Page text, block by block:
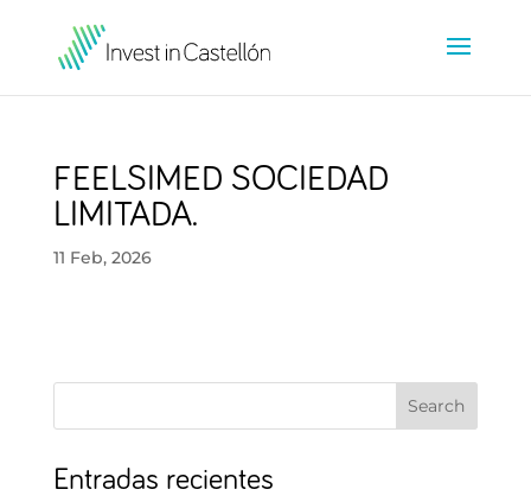
FEELSIMED SOCIEDAD
LIMITADA.
11 Feb, 2026
Search
Entradas recientes